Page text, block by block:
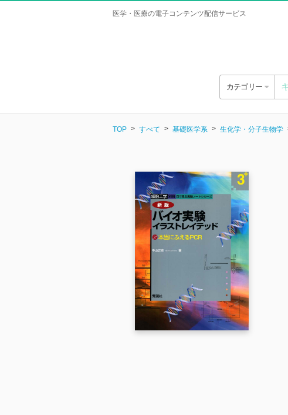
医学・医療の電子コンテンツ配信サービス
カテゴリー
TOP すべて 基礎医学系 生化学・分子生物学